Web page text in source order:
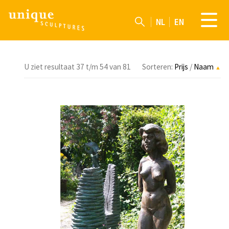
NL EN
U ziet resultaat 37 t/m 54 van 81 Sorteren: Prijs / Naam ▲